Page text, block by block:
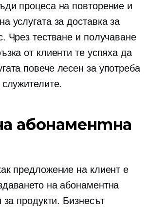
процеса на повторение и
услугата за доставка за
Чрез тестване и получаване
от клиенти те успяха да
повече лесен за употреба
абонаментна
предложение на клиент е
на абонаментна
за продукти. Бизнесът